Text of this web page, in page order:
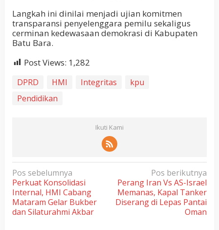
Langkah ini dinilai menjadi ujian komitmen
transparansi penyelenggara pemilu sekaligus
cerminan kedewasaan demokrasi di Kabupaten
Batu Bara.
Post Views: 1,282
DPRD HMI Integritas
kpu
Pendidikan
Ikuti Kami
N
a
v
i
Pos sebelumnya
Perkuat Konsolidasi
Internal, HMI Cabang
Mataram Gelar Bukber
dan Silaturahmi Akbar
Pos berikutnya
Perang Iran Vs AS-Israel
Memanas, Kapal Tanker
Diserang di Lepas Pantai
Oman